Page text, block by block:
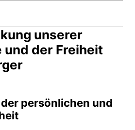
unserer
und der Freiheit
persönlichen und